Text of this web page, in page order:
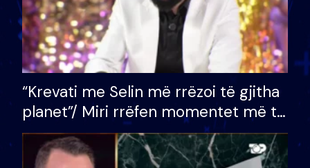
“Krevati me Selin më rrëzoi të gjitha
planet”/ Miri rrëfen momentet më të
bukura në shtëpinë e BB VIP: Do më
mungojë zilja e mëngjesit kur…